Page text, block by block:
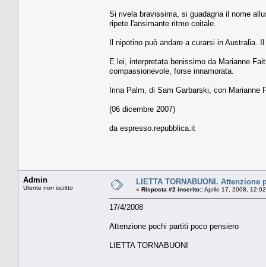
Si rivela bravissima, si guadagna il nome
ripete l'ansimante ritmo coitale.
Il nipotino può andare a curarsi in Australia.
E lei, interpretata benissimo da Marianne
compassionevole, forse innamorata.
Irina Palm, di Sam Garbarski, con Marianne
(06 dicembre 2007)
da espresso.repubblica.it
Admin
Utente non iscritto
LIETTA TORNABUONI.
« Risposta #2 inserito::Aprile 17, 2008,
17/4/2008
Attenzione pochi partiti poco pensiero
LIETTA TORNABUONI